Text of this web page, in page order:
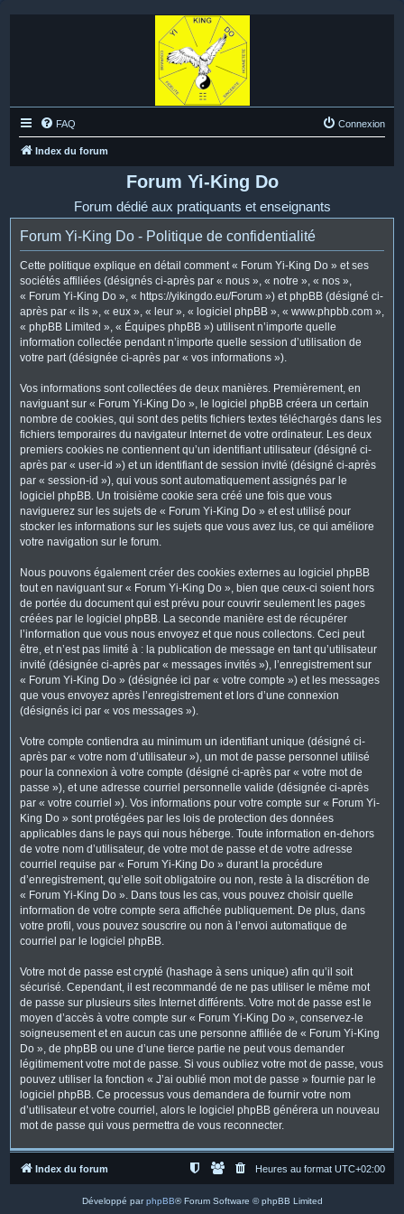
FAQ Connexion
Index du forum
Forum Yi-King Do
Forum dédié aux pratiquants et enseignants
Forum Yi-King Do - Politique de confidentialité
Cette politique explique en détail comment « Forum Yi-King Do » et ses
sociétés affiliées (désignés ci-après par « nous », « notre », « nos »,
« Forum Yi-King Do », « https://yikingdo.eu/Forum ») et phpBB (désigné ci-
après par « ils », « eux », « leur », « logiciel phpBB », « www.phpbb.com »,
« phpBB Limited », « Équipes phpBB ») utilisent n’importe quelle
information collectée pendant n’importe quelle session d’utilisation de
votre part (désignée ci-après par « vos informations »).
Vos informations sont collectées de deux manières. Premièrement, en
naviguant sur « Forum Yi-King Do », le logiciel phpBB créera un certain
nombre de cookies, qui sont des petits fichiers textes téléchargés dans les
fichiers temporaires du navigateur Internet de votre ordinateur. Les deux
premiers cookies ne contiennent qu’un identifiant utilisateur (désigné ci-
après par « user-id ») et un identifiant de session invité (désigné ci-après
par « session-id »), qui vous sont automatiquement assignés par le
logiciel phpBB. Un troisième cookie sera créé une fois que vous
naviguerez sur les sujets de « Forum Yi-King Do » et est utilisé pour
stocker les informations sur les sujets que vous avez lus, ce qui améliore
votre navigation sur le forum.
Nous pouvons également créer des cookies externes au logiciel phpBB
tout en naviguant sur « Forum Yi-King Do », bien que ceux-ci soient hors
de portée du document qui est prévu pour couvrir seulement les pages
créées par le logiciel phpBB. La seconde manière est de récupérer
l’information que vous nous envoyez et que nous collectons. Ceci peut
être, et n’est pas limité à : la publication de message en tant qu’utilisateur
invité (désignée ci-après par « messages invités »), l’enregistrement sur
« Forum Yi-King Do » (désignée ici par « votre compte ») et les messages
que vous envoyez après l’enregistrement et lors d’une connexion
(désignés ici par « vos messages »).
Votre compte contiendra au minimum un identifiant unique (désigné ci-
après par « votre nom d’utilisateur »), un mot de passe personnel utilisé
pour la connexion à votre compte (désigné ci-après par « votre mot de
passe »), et une adresse courriel personnelle valide (désignée ci-après
par « votre courriel »). Vos informations pour votre compte sur « Forum Yi-
King Do » sont protégées par les lois de protection des données
applicables dans le pays qui nous héberge. Toute information en-dehors
de votre nom d’utilisateur, de votre mot de passe et de votre adresse
courriel requise par « Forum Yi-King Do » durant la procédure
d’enregistrement, qu’elle soit obligatoire ou non, reste à la discrétion de
« Forum Yi-King Do ». Dans tous les cas, vous pouvez choisir quelle
information de votre compte sera affichée publiquement. De plus, dans
votre profil, vous pouvez souscrire ou non à l’envoi automatique de
courriel par le logiciel phpBB.
Votre mot de passe est crypté (hashage à sens unique) afin qu’il soit
sécurisé. Cependant, il est recommandé de ne pas utiliser le même mot
de passe sur plusieurs sites Internet différents. Votre mot de passe est le
moyen d’accès à votre compte sur « Forum Yi-King Do », conservez-le
soigneusement et en aucun cas une personne affiliée de « Forum Yi-King
Do », de phpBB ou une d’une tierce partie ne peut vous demander
légitimement votre mot de passe. Si vous oubliez votre mot de passe, vous
pouvez utiliser la fonction « J’ai oublié mon mot de passe » fournie par le
logiciel phpBB. Ce processus vous demandera de fournir votre nom
d’utilisateur et votre courriel, alors le logiciel phpBB générera un nouveau
mot de passe qui vous permettra de vous reconnecter.
Index du forum Heures au format UTC+02:00
Développé parphpBB® Forum Software © phpBB Limited